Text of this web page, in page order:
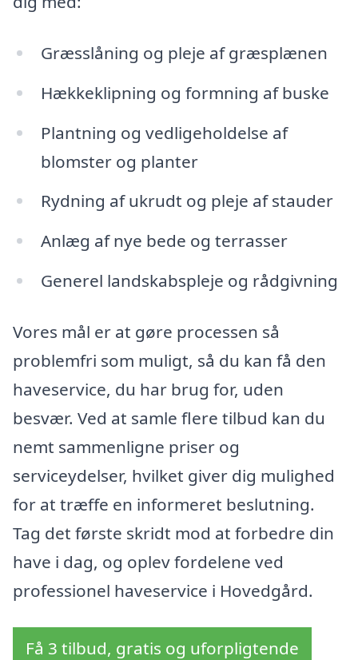
Græsslåning og pleje af græsplænen
Hækkeklipning og formning af buske
Plantning og vedligeholdelse af
blomster og planter
Rydning af ukrudt og pleje af stauder
Anlæg af nye bede og terrasser
Generel landskabspleje og rådgivning
Vores mål er at gøre processen så
problemfri som muligt, så du kan få den
haveservice, du har brug for, uden
besvær. Ved at samle flere tilbud kan du
nemt sammenligne priser og
serviceydelser, hvilket giver dig mulighed
for at træffe en informeret beslutning.
Tag det første skridt mod at forbedre din
have i dag, og oplev fordelene ved
professionel haveservice i Hovedgård.
Få 3 tilbud, gratis og uforpligtende